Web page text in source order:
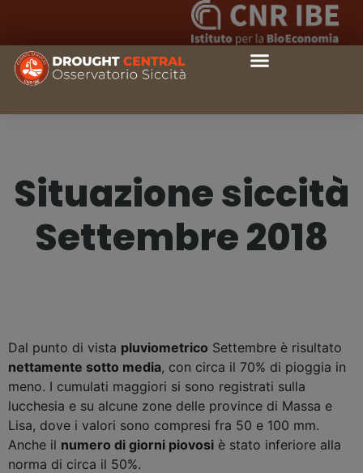
Situazione siccità
Settembre 2018
Dal punto di vista pluviometrico Settembre è risultato
nettamente sotto media, con circa il 70% di pioggia in
meno. I cumulati maggiori si sono registrati sulla
lucchesia e su alcune zone delle province di Massa e
Lisa, dove i valori sono compresi fra 50 e 100 mm.
Anche il numero di giorni piovosi è stato inferiore alla
norma di circa il 50%.